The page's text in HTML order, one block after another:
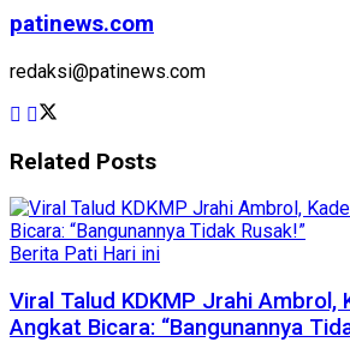
patinews.com
redaksi@patinews.com
Related Posts
Berita Pati Hari ini
Viral Talud KDKMP Jrahi Ambrol,
Angkat Bicara: “Bangunannya